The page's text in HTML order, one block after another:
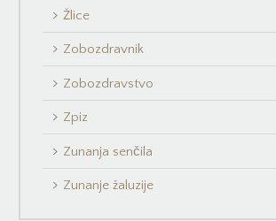
Žlice
Zobozdravnik
Zobozdravstvo
Zpiz
Zunanja senčila
Zunanje žaluzije